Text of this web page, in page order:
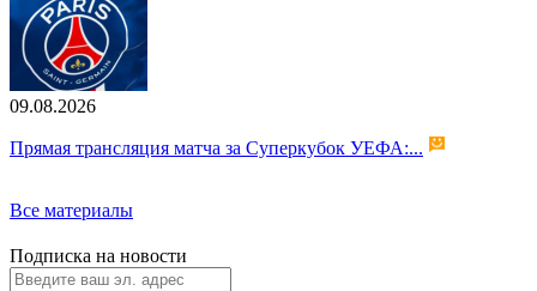
09.08.2026
Прямая трансляция матча за Суперкубок УЕФА:...
Все материалы
Подписка на новости